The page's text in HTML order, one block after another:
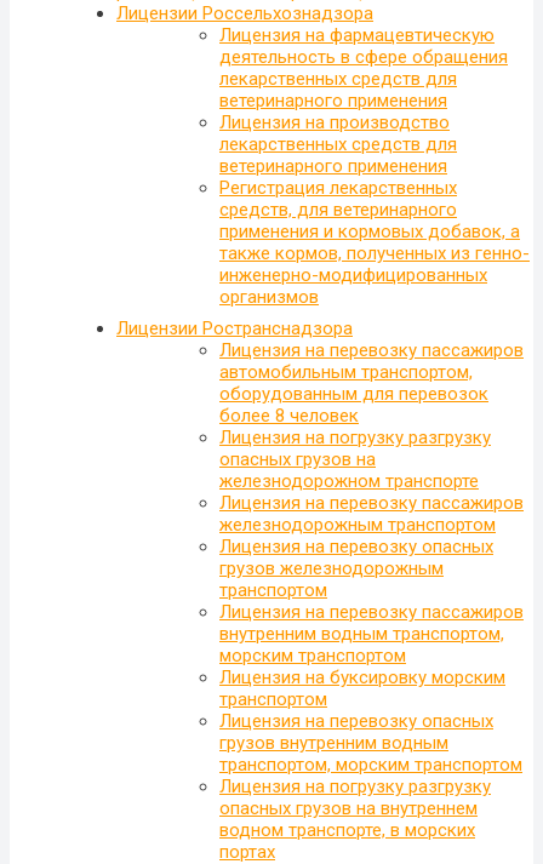
Лицензии Россельхознадзора
Лицензия на фармацевтическую
деятельность в сфере обращения
лекарственных средств для
ветеринарного применения
Лицензия на производство
лекарственных средств для
ветеринарного применения
Регистрация лекарственных
средств, для ветеринарного
применения и кормовых добавок, а
также кормов, полученных из генно-
инженерно-модифицированных
организмов
Лицензии Ространснадзора
Лицензия на перевозку пассажиров
автомобильным транспортом,
оборудованным для перевозок
более 8 человек
Лицензия на погрузку разгрузку
опасных грузов на
железнодорожном транспорте
Лицензия на перевозку пассажиров
железнодорожным транспортом
Лицензия на перевозку опасных
грузов железнодорожным
транспортом
Лицензия на перевозку пассажиров
внутренним водным транспортом,
морским транспортом
Лицензия на буксировку морским
транспортом
Лицензия на перевозку опасных
грузов внутренним водным
транспортом, морским транспортом
Лицензия на погрузку разгрузку
опасных грузов на внутреннем
водном транспорте, в морских
портах